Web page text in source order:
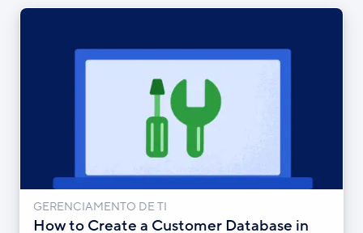
GERENCIAMENTO DE TI
How to Create a Customer Database in